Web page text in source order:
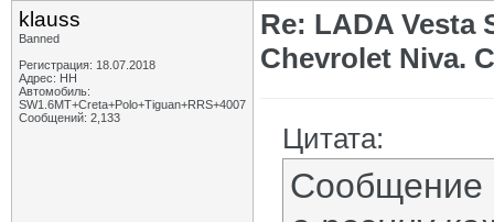
klauss
Banned
Регистрация: 18.07.2018
Адрес: НН
Автомобиль:
SW1.6МТ+Creta+Polo+Tiguan+RRS+4007
Сообщений: 2,133
Re: LADA Vesta
Chevrolet Niva.
Цитата:
Сообщение